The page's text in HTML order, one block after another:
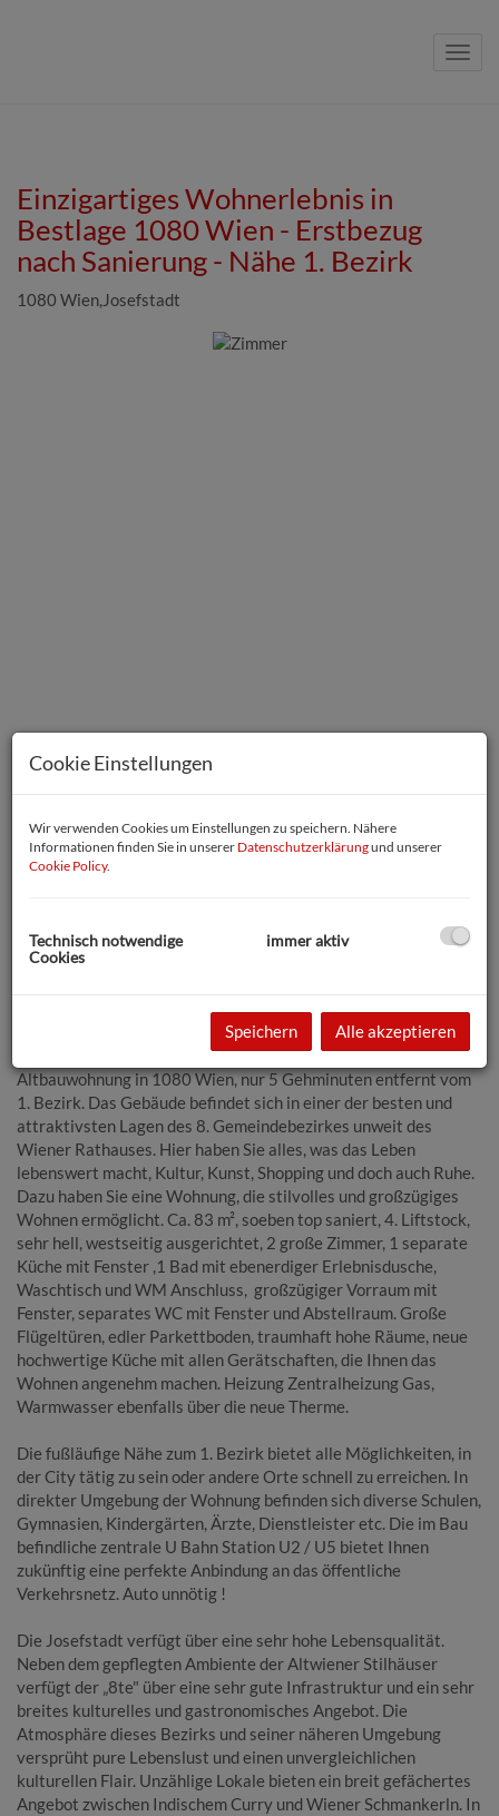
Einzigartiges Wohnerlebnis in
Bestlage 1080 Wien - Erstbezug
nach Sanierung - Nähe 1. Bezirk
1080 Wien,Josefstadt
Beschreibung
nach Sanierung - Nähe 1. Bezirk
Zum Verkauf gelangt eine außergewöhnlich schöne
Altbauwohnung in 1080 Wien, nur 5 Gehminuten entfernt vom
1. Bezirk. Das Gebäude befindet sich in einer der besten und
attraktivsten Lagen des 8. Gemeindebezirkes unweit des
Wiener Rathauses. Hier haben Sie alles, was das Leben
lebenswert macht, Kultur, Kunst, Shopping und doch auch Ruhe.
Dazu haben Sie eine Wohnung, die stilvolles und großzügiges
Wohnen ermöglicht. Ca. 83 m², soeben top saniert, 4. Liftstock,
sehr hell, westseitig ausgerichtet, 2 große Zimmer, 1 separate
Küche mit Fenster ,1 Bad mit ebenerdiger Erlebnisdusche,
Waschtisch und WM Anschluss, großzügiger Vorraum mit
Fenster, separates WC mit Fenster und Abstellraum. Große
Flügeltüren, edler Parkettboden, traumhaft hohe Räume, neue
hochwertige Küche mit allen Gerätschaften, die Ihnen das
Wohnen angenehm machen. Heizung Zentralheizung Gas,
Warmwasser ebenfalls über die neue Therme.
Die fußläufige Nähe zum 1. Bezirk bietet alle Möglichkeiten, in
der City tätig zu sein oder andere Orte schnell zu erreichen. In
direkter Umgebung der Wohnung befinden sich diverse Schulen,
Gymnasien, Kindergärten, Ärzte, Dienstleister etc. Die im Bau
befindliche zentrale U Bahn Station U2 / U5 bietet Ihnen
zukünftig eine perfekte Anbindung an das öffentliche
Verkehrsnetz. Auto unnötig !
Die Josefstadt verfügt über eine sehr hohe Lebensqualität.
Neben dem gepflegten Ambiente der Altwiener Stilhäuser
verfügt der „8te" über eine sehr gute Infrastruktur und ein sehr
breites kulturelles und gastronomisches Angebot. Die
Atmosphäre dieses Bezirks und seiner näheren Umgebung
versprüht pure Lebenslust und einen unvergleichlichen
kulturellen Flair. Unzählige Lokale bieten ein breit gefächertes
Angebot zwischen Indischem Curry und Wiener Schmankerln. In
Cookie Einstellungen
Wir verwenden Cookies um Einstellungen zu speichern. Nähere
Informationen finden Sie in unserer Datenschutzerklärungund unserer
Cookie Policy.
Technisch notwendige
Cookies
immer aktiv
Speichern Alle akzeptieren